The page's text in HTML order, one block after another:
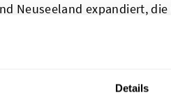
Details
Neuseeland expandiert,
Pennsylvania. Die
und Bestellungen
Wenn du bei Dutch